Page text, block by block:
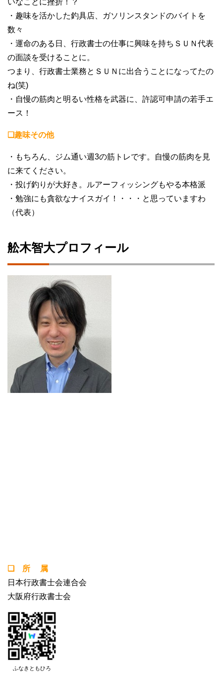
・趣味を活かした釣具店、ガソリンスタンドのバイトを
数々
・運命のある日、行政書士の仕事に興味を持ちＳＵＮ代表
の面談を受けることに。
つまり、行政書士業務とＳＵＮに出合うことになってたの
ね(笑)
・自慢の筋肉と明るい性格を武器に、許認可申請の若手エ
ース！
❏趣味その他
・もちろん、ジム通い週3の筋トレです。自慢の筋肉を見
に来てください。
・投げ釣りが大好き。ルアーフィッシングもやる本格派
・勉強にも貪欲なナイスガイ！・・・と思っていますわ
（代表）
舩木智大プロフィール
❏ 所 属
日本行政書士会連合会
大阪府行政書士会
ふなきともひろ